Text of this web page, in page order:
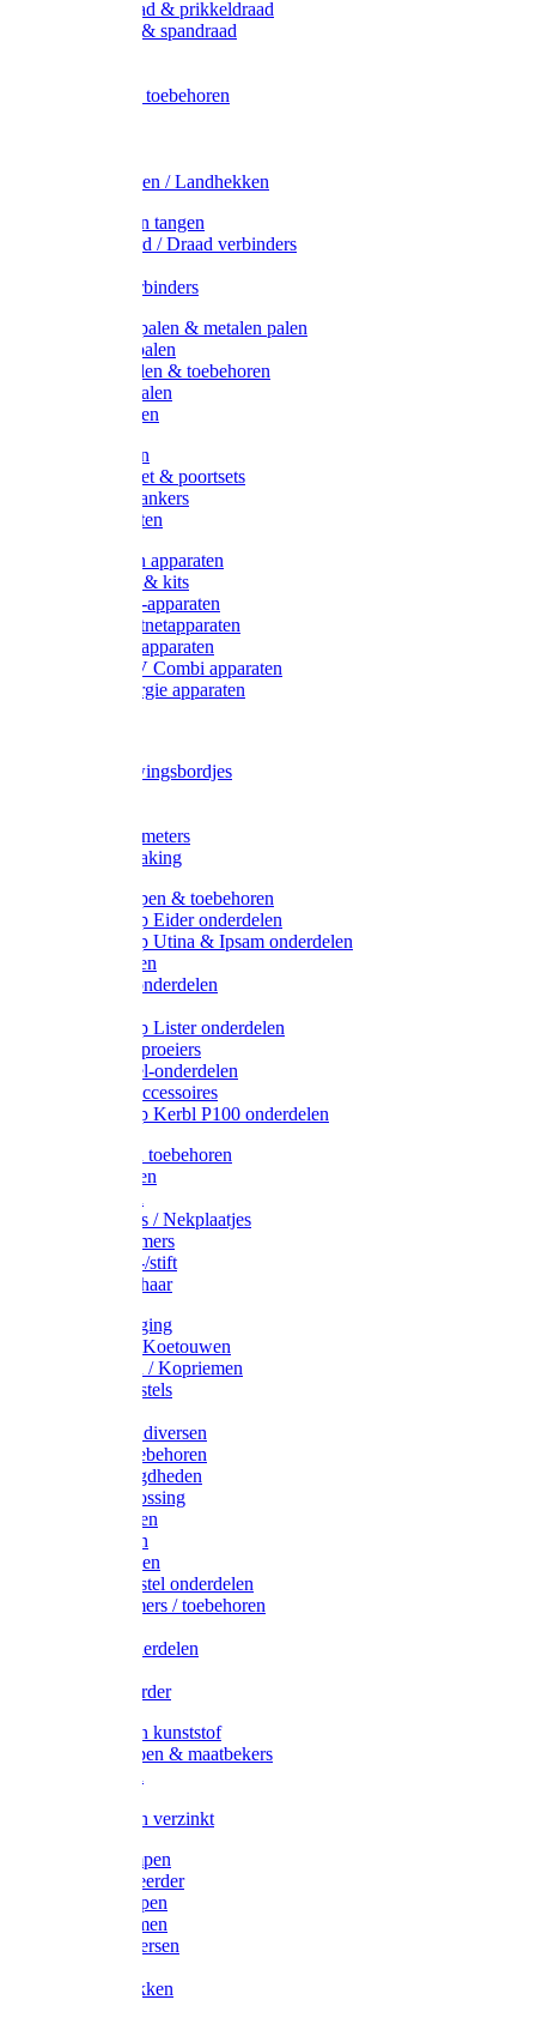
Metaal draad & prikkeldraad
Binddraad & spandraad
Afrasternet toebehoren
Weidehekken / Landhekken
Spanners en tangen
Lint / Koord / Draad verbinders
Litzclip verbinders
Recycling palen & metalen palen
Kunststof palen
T-Post t-palen & toebehoren
Glasfiber palen
Houten palen
Poortgrepen
Doorgangset & poortsets
Poortgreepankers
Weidepoorten
Onderdelen apparaten
Starter sets & kits
9V Batterij-apparaten
230V Lichtnetapparaten
12V Accu-apparaten
230V / 12V Combi apparaten
Zonne-energie apparaten
Waarschuwingsbordjes
Wegers en meters
Video bewaking
Weidepompen & toebehoren
Weidepomp Eider onderdelen
Weidepomp Utina & Ipsam onderdelen
Drinkbakken
Drinkbak onderdelen
Weidepomp Lister onderdelen
Nippels / Sproeiers
Drinknippel-onderdelen
Drinkbak accessoires
Weidepomp Kerbl P100 onderdelen
Oormerken toebehoren
Enkelbanden
Halsplaatjes / Nekplaatjes
Kokernummers
Merkspray-/stift
Veemerkschaar
Uierverzorging
Halsters & Koetouwen
Halsriemen / Kopriemen
Koerugborstels
Koe / Stier diversen
Melkers toebehoren
Stalbenodigdheden
Kalververlossing
Stierenringen
Onthoornen
Kalverflessen
Koerugborstel onderdelen
Kalveremmers / toebehoren
Koelift onderdelen
Uieronthaarder
Voerbakken kunststof
Voerscheppen & maatbekers
Voerbakken verzinkt
Warmtelampen
Staartcoupeerder
Biggenkappen
Neuskrammen
Varken diversen
Varkensbakken